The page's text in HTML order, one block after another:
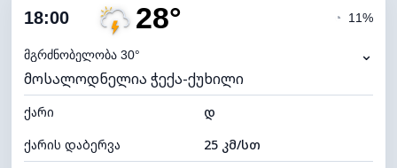
ღრუბლიანობა
ნამის წერტილი
ხილვადობა
9 კმ
განათების ინდექსი 4 (მკრთალი)
ღრუბლის სიმაღლე 5920 მ
18:00 28°
მგრძნობელობა 30°
◔ 11%
⌄
მოსალოდნელია ჭექა-ქუხილი
ქარი
დ
ქარის დაბერვა
25 კმ/სთ